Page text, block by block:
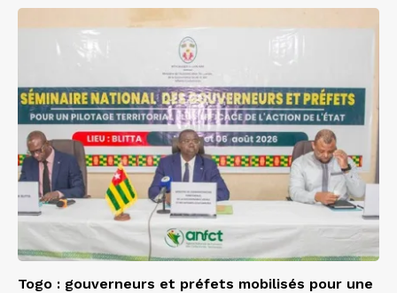
Togo : gouverneurs et préfets mobilisés pour une